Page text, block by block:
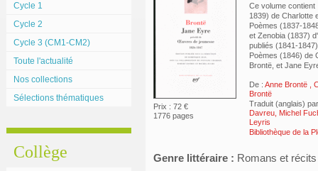
Cycle 1
Cycle 2
Cycle 3 (CM1-CM2)
Toute l'actualité
Nos collections
Sélections thématiques
Collège
Prix : 72 €
1776 pages
Ce volume
1839) de Charlotte
Poèmes (1837-
et Zenobia (1837)
publiés (1841-
Poèmes (1846) de
Brontë, et Jane
De : Anne Brontë
Brontë
Traduit (anglais)
Davreu, Michel
Leyris
Bibliothèque de la
Genre littéraire : Romans et récits